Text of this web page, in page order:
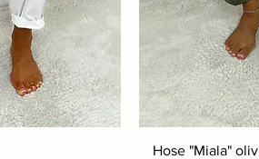
Hose "Miala" oliv